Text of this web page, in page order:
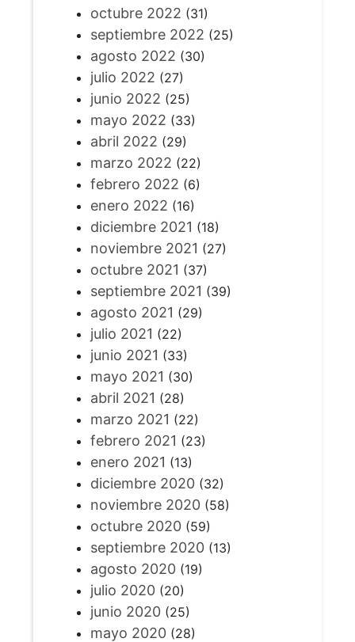
octubre 2022 (31)
septiembre 2022 (25)
agosto 2022 (30)
julio 2022 (27)
junio 2022 (25)
mayo 2022 (33)
abril 2022 (29)
marzo 2022 (22)
febrero 2022 (6)
enero 2022 (16)
diciembre 2021 (18)
noviembre 2021 (27)
octubre 2021 (37)
septiembre 2021 (39)
agosto 2021 (29)
julio 2021 (22)
junio 2021 (33)
mayo 2021 (30)
abril 2021 (28)
marzo 2021 (22)
febrero 2021 (23)
enero 2021 (13)
diciembre 2020(32)
noviembre 2020(58)
octubre 2020(59)
septiembre 2020(13)
agosto 2020(19)
julio 2020(20)
junio 2020(25)
mayo 2020(28)